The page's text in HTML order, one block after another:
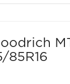
MT
85R16